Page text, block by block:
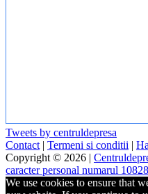
Tweets by centruldepresa
Contact | Termeni si conditii |
Copyright © 2026 |
caracter personal numarul 10828
We use cookies to ensure that